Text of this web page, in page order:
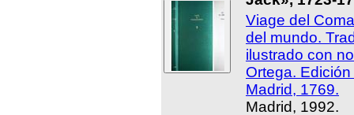
Viage del
del mundo.
ilustrado con
Ortega.
Madrid, 1769.
Madrid, 1992.